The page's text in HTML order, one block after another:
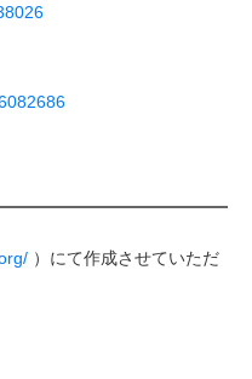
）にて作成させていただ